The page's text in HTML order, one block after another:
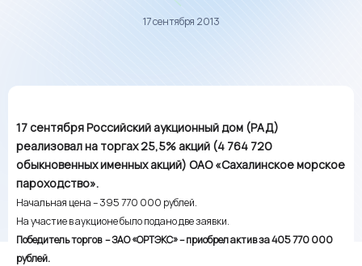
17 сентября 2013
17 сентября Российский аукционный дом (РАД)
реализовал на торгах 25,5% акций (4 764 720
обыкновенных именных акций) ОАО «Сахалинское морское
пароходство».
Начальная цена – 395 770 000 рублей.
На участие в аукционе было подано две заявки.
Победитель торгов – ЗАО «ОРТЭКС» – приобрел актив за 405 770 000
рублей.